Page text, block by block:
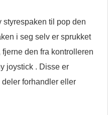
styrespaken til pop den
i seg selv er sprukket
den fra kontrolleren
joystick . Disse er
forhandler eller